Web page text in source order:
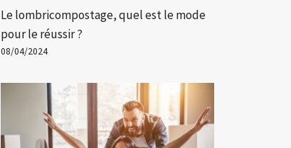
Le lombricompostage, quel est le mode
pour le réussir ?
08/04/2024